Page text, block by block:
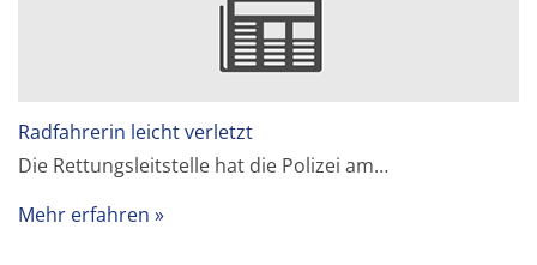
Radfahrerin leicht verletzt
Die Rettungsleitstelle hat die Polizei am…
Mehr erfahren